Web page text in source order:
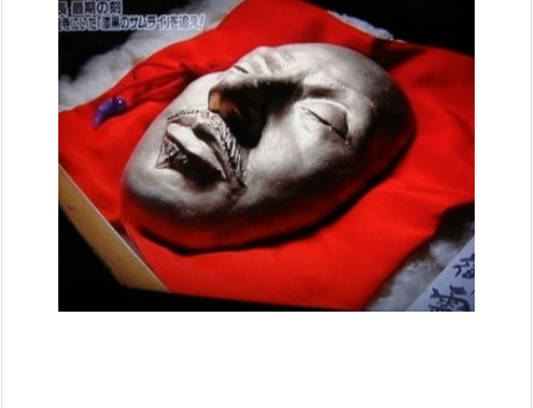
ね。。。
このデスマスクからもその威厳が放たれています。
ちなみに宣教師が描いたといわれる信長の肖像画がこちら
です。